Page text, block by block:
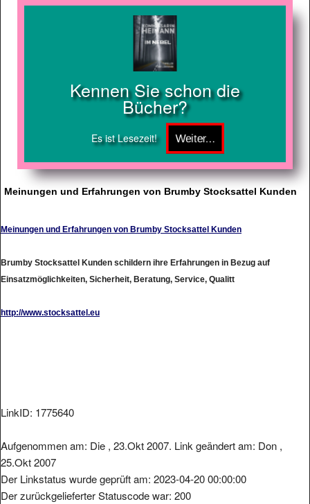
Kennen Sie schon die
Bücher?
Es ist Lesezeit!
Meinungen und Erfahrungen von Brumby Stocksattel Kunden
Meinungen und Erfahrungen von Brumby Stocksattel Kunden
Brumby Stocksattel Kunden schildern ihre Erfahrungen in Bezug auf
Einsatzmöglichkeiten, Sicherheit, Beratung, Service, Qualitt
http://www.stocksattel.eu
LinkID: 1775640
Aufgenommen am: Die , 23.Okt 2007. Link geändert am: Don ,
25.Okt 2007
Der Linkstatus wurde geprüft am: 2023-04-20 00:00:00
Der zurückgelieferter Statuscode war: 200